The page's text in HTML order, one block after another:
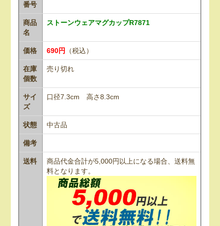
番号
商品
名
ストーンウェアマグカップR7871
価格 690円 （税込）
在庫
個数
売り切れ
サイ
ズ
口径7.3cm 高さ8.3cm
状態 中古品
備考
送料
商品代金合計が5,000円以上になる場合、送料無
料となります。